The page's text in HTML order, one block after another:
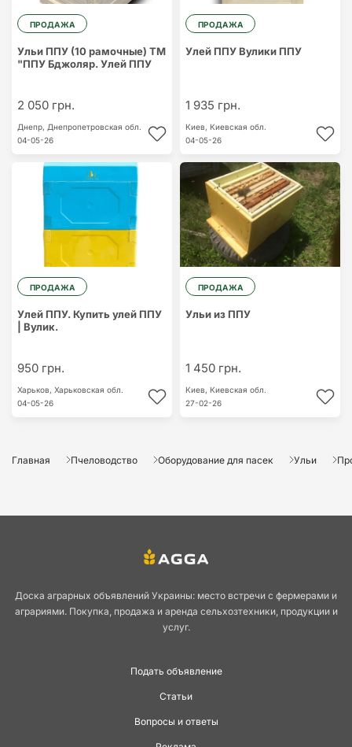
ПРОДАЖА
Ульи ППУ (10 рамочные) ТМ
"ППУ Бджоляр. Улей ППУ
2 050 грн.
Днепр, Днепропетровская обл.
04-05-26
ПРОДАЖА
Улей ППУ Вулики ППУ
1 935 грн.
Киев, Киевская обл.
04-05-26
ПРОДАЖА
Улей ППУ. Купить улей ППУ
| Вулик.
950 грн.
Харьков, Харьковская обл.
04-05-26
ПРОДАЖА
Ульи из ППУ
1 450 грн.
Киев, Киевская обл.
27-02-26
Главная Пчеловодство Оборудование для пасек Ульи
Доска аграрных объявлений Украины: место встречи с фермерами и
аграриями. Покупка, продажа и аренда сельхозтехники, продукции и
услуг.
Подать объявление
Статьи
Вопросы и ответы